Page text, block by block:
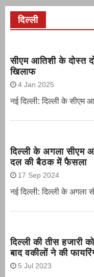
दिल्ली
सीएम आतिशी के दोस्त
खिलाफ
4 Jan 2025
नई दिल्ली: दिल्ली के सीएम
दिल्ली के अगला सीएम
दल की बैठक में फैसला
17 Sep 2024
नई दिल्ली: दिल्ली के अगला
दिल्ली की तीस हजारी
बाद वकीलों ने की
5 Jul 2023